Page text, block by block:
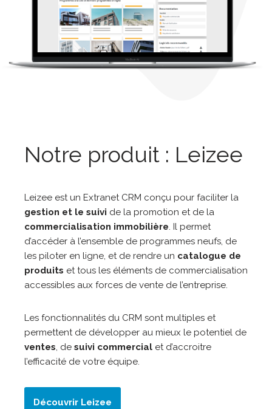
Notre produit : Leizee
Leizee est un Extranet CRM conçu pour faciliter la
gestion et le suivi de la promotion et de la
commercialisation immobilière. Il permet
d’accéder à l’ensemble de programmes neufs, de
les piloter en ligne, et de rendre un catalogue de
produits et tous les éléments de commercialisation
accessibles aux forces de vente de l’entreprise.
Les fonctionnalités du CRM sont multiples et
permettent de développer au mieux le potentiel de
ventes, de suivi commercialet d’accroitre
l’efficacité de votre équipe.
Découvrir Leizee